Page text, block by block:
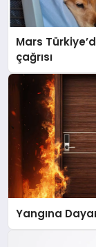
Mars
çağrısı
Yangına